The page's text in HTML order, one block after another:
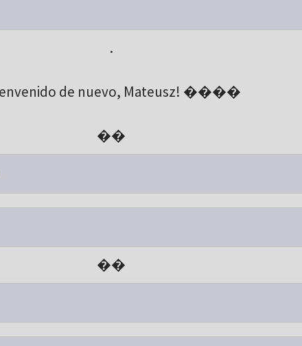
.
de nuevo, Mateusz! ����
��
��